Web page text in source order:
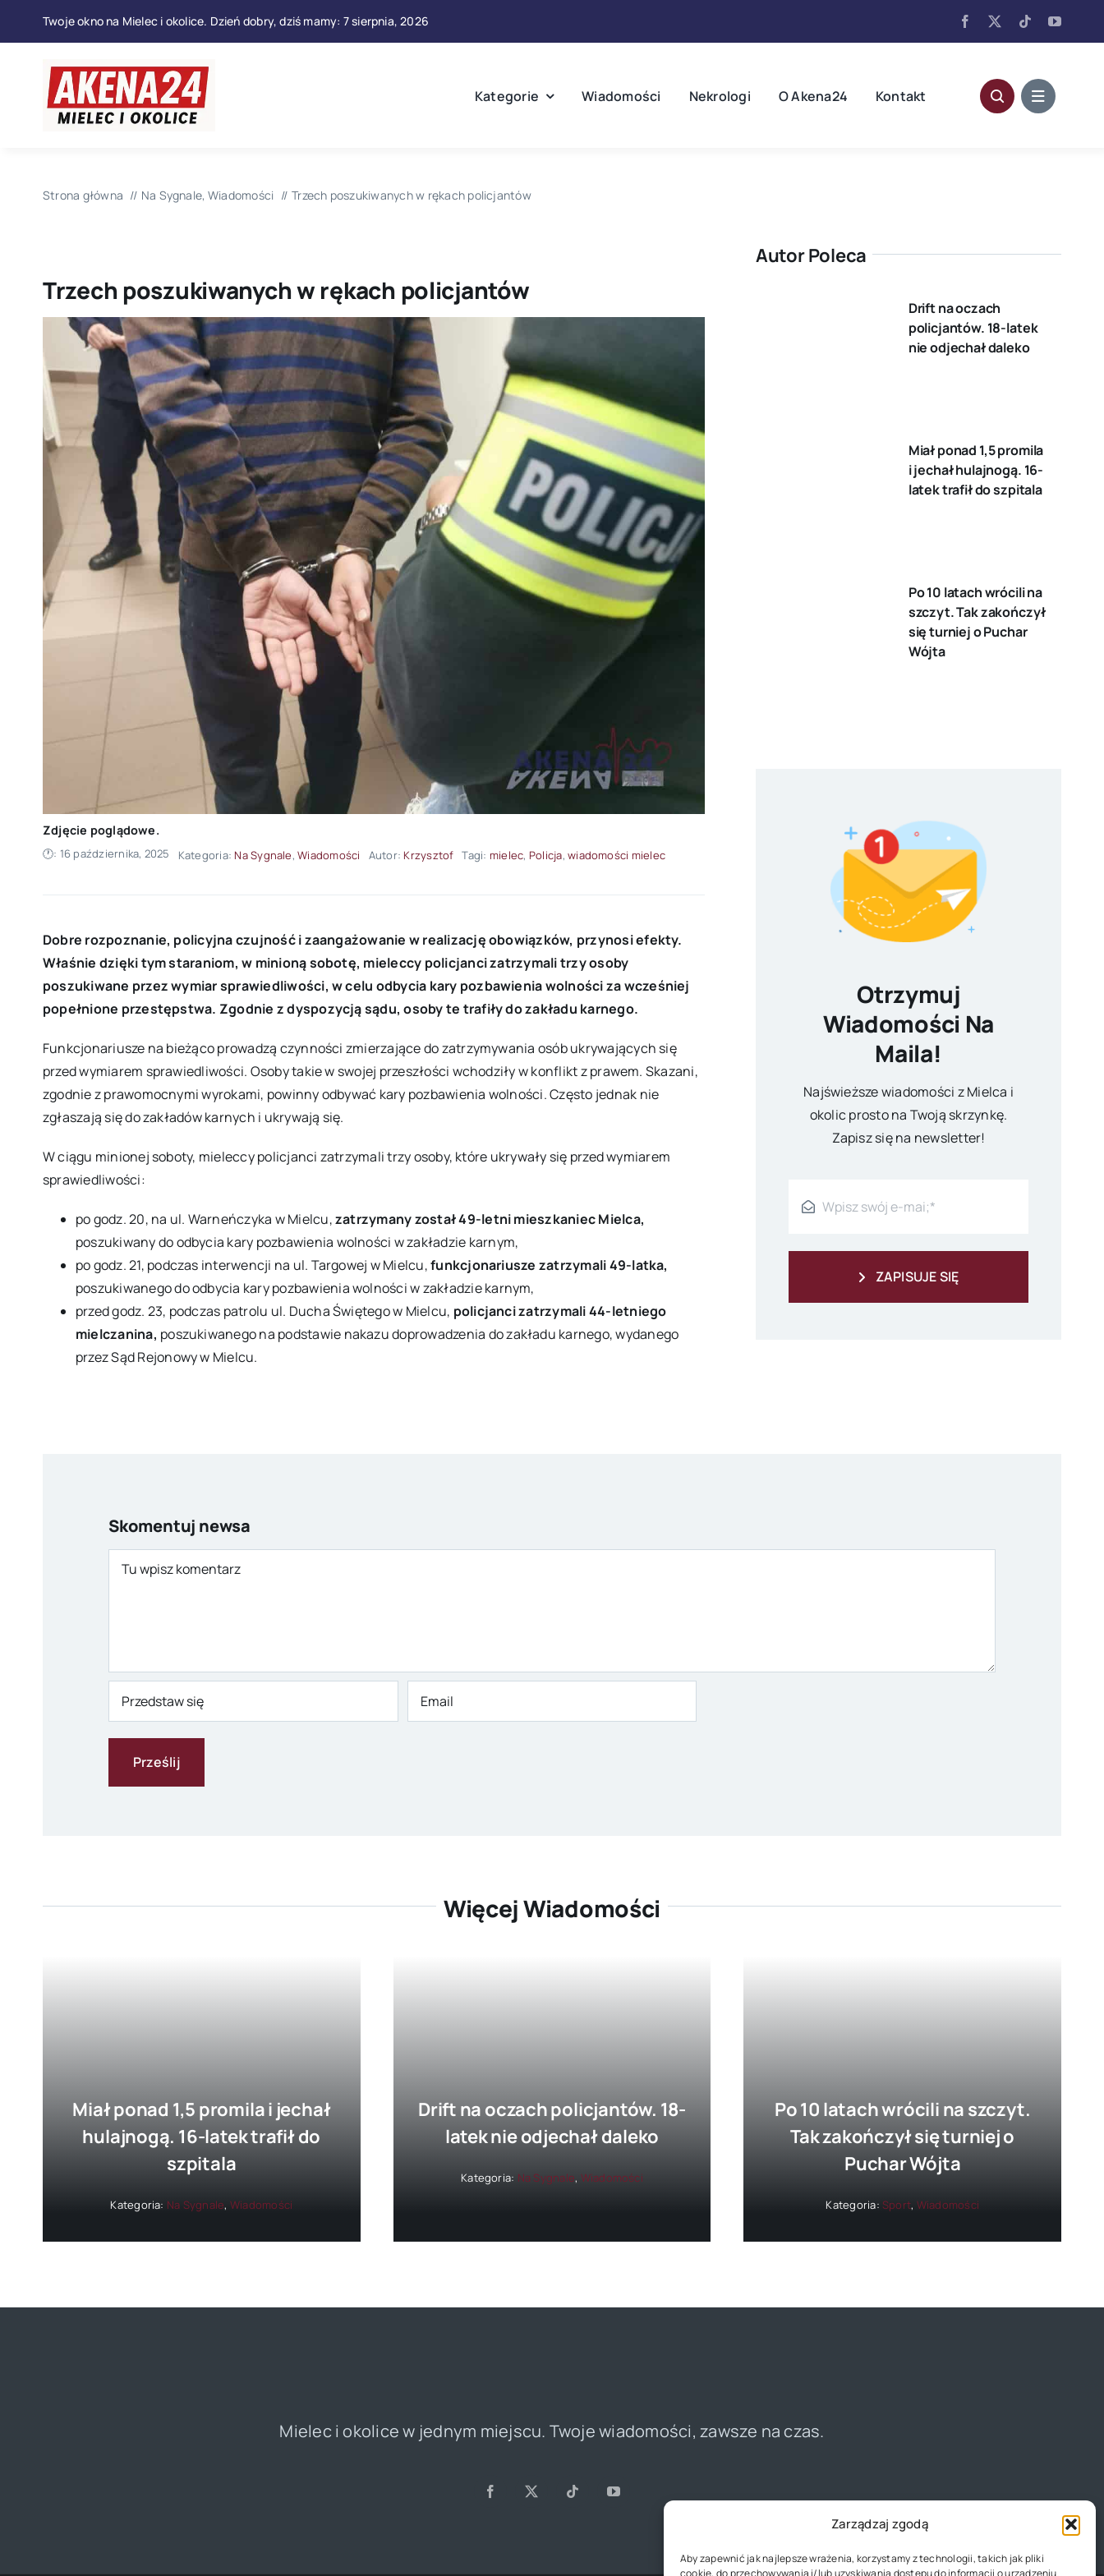
Zarządzaj zgodą
Aby zapewnić jak najlepsze wrażenia, korzystamy z technologii, takich jak pliki
cookie, do przechowywania i/lub uzyskiwania dostępu do informacji o urządzeniu.
Twoje okno na Mielec i okolice. Dzień dobry, dziś mamy: 7 sierpnia, 2026
Kategorie Wiadomości Nekrologi O Akena24 Kontakt
Strona główna Na Sygnale Wiadomości Trzech poszukiwanych w rękach policjantów
Trzech poszukiwanych w rękach policjantów
Zdjęcie poglądowe.
🕐: 16 października, 2025 Kategoria: Na Sygnale,Wiadomości Autor: Krzysztof Tagi: mielec, Policja,wiadomości mielec
Dobre rozpoznanie, policyjna czujność i zaangażowanie w realizację obowiązków, przynosi efekty.
Właśnie dzięki tym staraniom, w minioną sobotę, mieleccy policjanci zatrzymali trzy osoby
poszukiwane przez wymiar sprawiedliwości, w celu odbycia kary pozbawienia wolności za wcześniej
popełnione przestępstwa. Zgodnie z dyspozycją sądu, osoby te trafiły do zakładu karnego.
Funkcjonariusze na bieżąco prowadzą czynności zmierzające do zatrzymywania osób ukrywających się
przed wymiarem sprawiedliwości. Osoby takie w swojej przeszłości wchodziły w konflikt z prawem. Skazani,
zgodnie z prawomocnymi wyrokami, powinny odbywać kary pozbawienia wolności. Często jednak nie
zgłaszają się do zakładów karnych i ukrywają się.
W ciągu minionej soboty, mieleccy policjanci zatrzymali trzy osoby, które ukrywały się przed wymiarem
sprawiedliwości:
po godz. 20, na ul. Warneńczyka w Mielcu,zatrzymany został 49-letni mieszkaniec Mielca,
poszukiwany do odbycia kary pozbawienia wolności w zakładzie karnym,
po godz. 21, podczas interwencji na ul. Targowej w Mielcu,funkcjonariusze zatrzymali 49-latka,
poszukiwanego do odbycia kary pozbawienia wolności w zakładzie karnym,
przed godz. 23, podczas patrolu ul. Ducha Świętego w Mielcu, policjanci zatrzymali 44-letniego
mielczanina, poszukiwanego na podstawie nakazu doprowadzenia do zakładu karnego, wydanego
przez Sąd Rejonowy w Mielcu.
Autor Poleca
Drift na oczach
policjantów. 18-latek
nie odjechał daleko
Miał ponad 1,5 promila
i jechał hulajnogą. 16-
latek trafił do szpitala
Po 10 latach wrócili na
szczyt. Tak zakończył
się turniej o Puchar
Wójta
Otrzymuj
Wiadomości Na
Maila!
Najświeższe wiadomości z Mielca i
okolic prosto na Twoją skrzynkę.
Zapisz się na newsletter!
ZAPISUJE SIĘ
Skomentuj newsa
Comment
Więcej Wiadomości
Miał ponad 1,5 promila i jechał
hulajnogą. 16-latek trafił do
szpitala
Kategoria: Na Sygnale, Wiadomości
Drift na oczach policjantów. 18-
latek nie odjechał daleko
Kategoria: Na Sygnale, Wiadomości
Po 10 latach wrócili na szczyt.
Tak zakończył się turniej o
Puchar Wójta
Kategoria: Sport, Wiadomości
Mielec i okolice w jednym miejscu. Twoje wiadomości, zawsze na czas.